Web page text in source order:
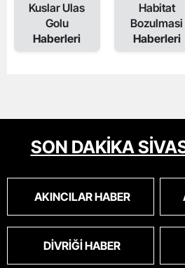
Kuslar Ulas
Golu
Haberleri
Habitat
Bozulmasi
Haberleri
SON DAKİKA
AKINCILAR HABER
DIVRIĞI HABER